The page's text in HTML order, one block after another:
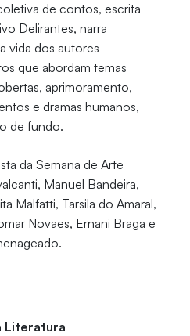
de contos, escrita
Delirantes, narra
vida dos autores-
que abordam temas
aprimoramento,
e dramas humanos,
de fundo.
da Semana de Arte
Manuel Bandeira,
Malfatti, Tarsila do Amaral,
Novaes, Ernani Braga e
Literatura